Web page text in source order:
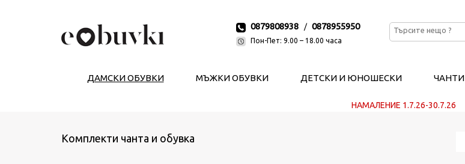
0879808938 / 0878955950
Пон-Пет: 9.00 – 18.00 часа
ДАМСКИ ОБУВКИ МЪЖКИ ОБУВКИ ДЕТСКИ И ЮНОШЕСКИ ЧАНТИ
НАМАЛЕНИЕ 1.7.26-30.7.26
Комплекти чанта и обувка